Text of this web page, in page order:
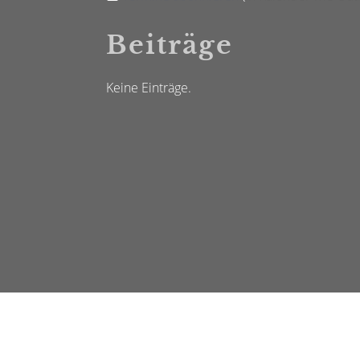
Beiträge
Keine Einträge.